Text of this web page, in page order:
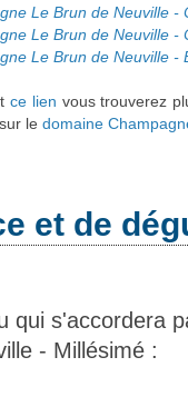
Le Brun de Neuville -
Le Brun de Neuville -
Le Brun de Neuville -
ce lien vous trouverez
le domaine
et de
qui s'accordera
- Millésimé :